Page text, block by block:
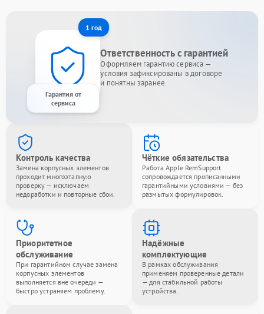
1 год
Гарантия от
сервиса
Ответственность с гарантией
Оформляем гарантию сервиса —
условия зафиксированы в договоре
и понятны заранее.
Контроль качества
Замена корпусных элементов
проходит многоэтапную
проверку — исключаем
недоработки и повторные сбои.
Чёткие обязательства
Работа Apple RemSupport
сопровождается прописанными
гарантийными условиями — без
размытых формулировок.
Приоритетное
обслуживание
При гарантийном случае замена
корпусных элементов
выполняется вне очереди —
быстро устраняем проблему.
Надёжные
комплектующие
В рамках обслуживания
применяем проверенные детали
— для стабильной работы
устройства.